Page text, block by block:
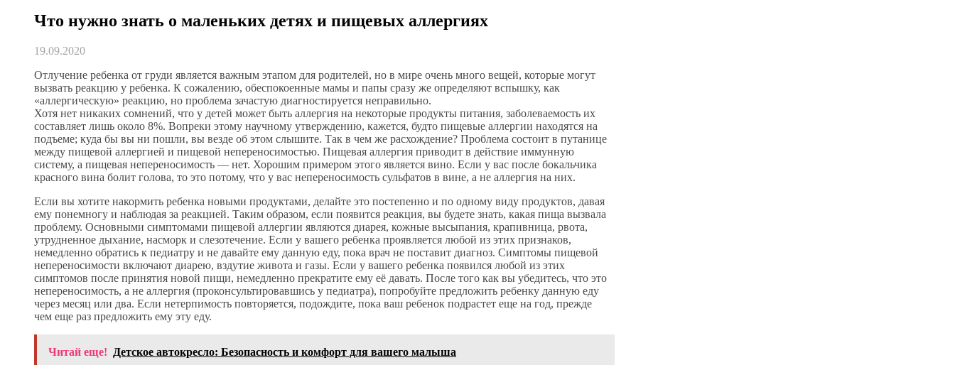
Что нужно знать о маленьких детях и пищевых аллергиях
19.09.2020
Отлучение ребенка от груди является важным этапом для родителей, но в мире очень много вещей, которые могут
вызвать реакцию у ребенка. К сожалению, обеспокоенные мамы и папы сразу же определяют вспышку, как
«аллергическую» реакцию, но проблема зачастую диагностируется неправильно.
Хотя нет никаких сомнений, что у детей может быть аллергия на некоторые продукты питания, заболеваемость их
составляет лишь около 8%. Вопреки этому научному утверждению, кажется, будто пищевые аллергии находятся на
подъеме; куда бы вы ни пошли, вы везде об этом слышите. Так в чем же расхождение? Проблема состоит в путанице
между пищевой аллергией и пищевой непереносимостью. Пищевая аллергия приводит в действие иммунную
систему, а пищевая непереносимость — нет. Хорошим примером этого является вино. Если у вас после бокальчика
красного вина болит голова, то это потому, что у вас непереносимость сульфатов в вине, а не аллергия на них.
Если вы хотите накормить ребенка новыми продуктами, делайте это постепенно и по одному виду продуктов, давая
ему понемногу и наблюдая за реакцией. Таким образом, если появится реакция, вы будете знать, какая пища вызвала
проблему. Основными симптомами пищевой аллергии являются диарея, кожные высыпания, крапивница, рвота,
утрудненное дыхание, насморк и слезотечение. Если у вашего ребенка проявляется любой из этих признаков,
немедленно обратись к педиатру и не давайте ему данную еду, пока врач не поставит диагноз. Симптомы пищевой
непереносимости включают диарею, вздутие живота и газы. Если у вашего ребенка появился любой из этих
симптомов после принятия новой пищи, немедленно прекратите ему её давать. После того как вы убедитесь, что это
непереносимость, а не аллергия (проконсультировавшись у педиатра), попробуйте предложить ребенку данную еду
через месяц или два. Если нетерпимость повторяется, подождите, пока ваш ребенок подрастет еще на год, прежде
чем еще раз предложить ему эту еду.
Читай еще! Детское автокресло: Безопасность и комфорт для вашего малыша